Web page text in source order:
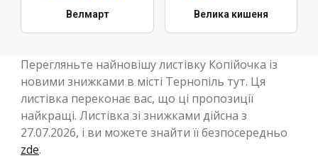
Велмарт Велика кишеня
Перегляньте найновішу листівку Копійочка із
новими знижками в місті Тернопіль тут. Ця
листівка переконає вас, що ці пропозиції
найкращі. Листівка зі знижками дійсна з
27.07.2026, і ви можете знайти її безпосередньо
zde.